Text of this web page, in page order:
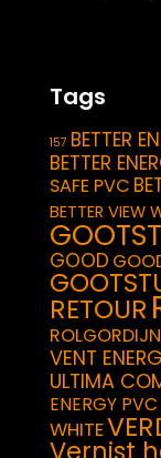
Tags
157 BETTER
BETTER
SAFE PVC
BETTER VIEW
GOOD
RETOUR
ROLGORDIJN
VENT
ULTIMA
ENERGY PVC
WHITE